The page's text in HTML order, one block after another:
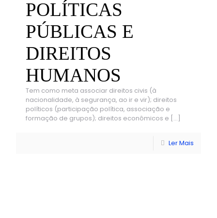
POLÍTICAS
PÚBLICAS E
DIREITOS
HUMANOS
Tem como meta associar direitos civis (à
nacionalidade, à segurança, ao ir e vir); direitos
políticos (participação política, associação e
formação de grupos); direitos econômicos e […]
Ler Mais